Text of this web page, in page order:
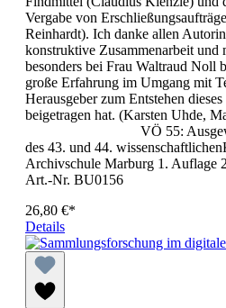
Vergabe von
Reinhardt). Ich danke allen
konstruktive Zusammenarbeit und
besonders bei Frau Waltraud Noll
große Erfahrung im Umgang mit
Herausgeber zum Entstehen
beigetragen hat. (Karsten Uhde,
VÖ 55: Ausgewählte
des 43. und 44.
Archivschule Marburg 1. Auflage
Art.-Nr. BU0156
26,80 €*
Details